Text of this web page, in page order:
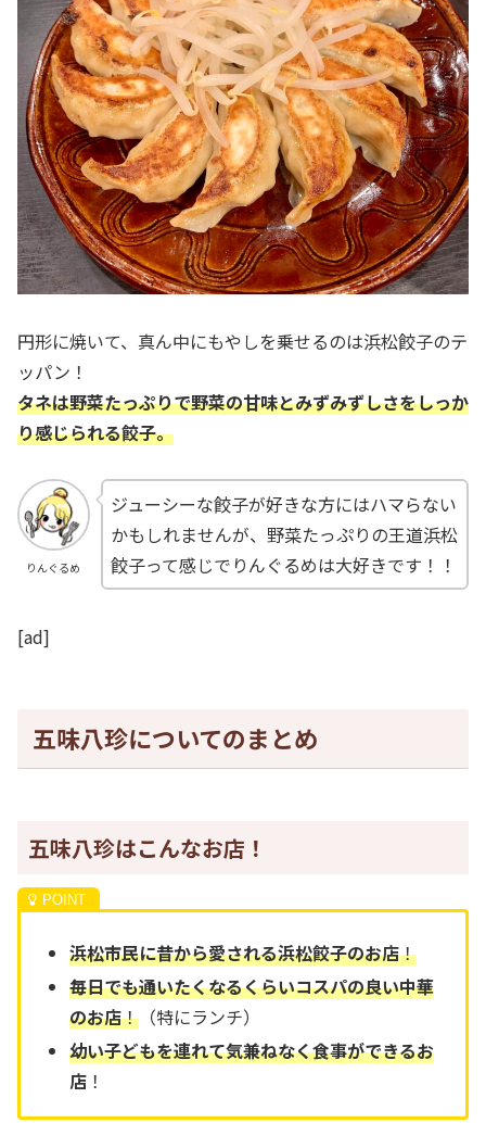
円形に焼いて、真ん中にもやしを乗せるのは浜松餃子のテ
ッパン！
タネは野菜たっぷりで野菜の甘味とみずみずしさをしっか
り感じられる餃子。
りんぐるめ
ジューシーな餃子が好きな方にはハマらない
かもしれませんが、野菜たっぷりの王道浜松
餃子って感じでりんぐるめは大好きです！！
[ad]
五味八珍についてのまとめ
五味八珍はこんなお店！
浜松市民に昔から愛される浜松餃子のお店！
毎日でも通いたくなるくらいコスパの良い中華
のお店！ （特にランチ）
幼い子どもを連れて気兼ねなく食事ができるお
店 ！